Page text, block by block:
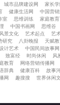
城市品牌建设网 家长
健康生活网 中国营销
室 思维训练 家庭教
中国书画网 思维谷
景文化 艺术起点 艺
研究 八卦晚报 天赋
计艺术 中国民间故事网
致富经 时尚休闲 风
教育 网络营销传播网
辞典 健康百科 故事
网 趣搜搜 世界休闲